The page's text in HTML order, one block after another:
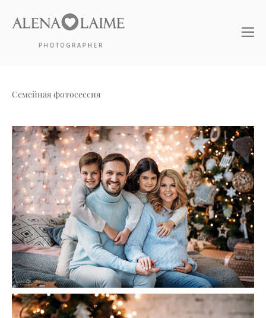
Семейная фотосессия